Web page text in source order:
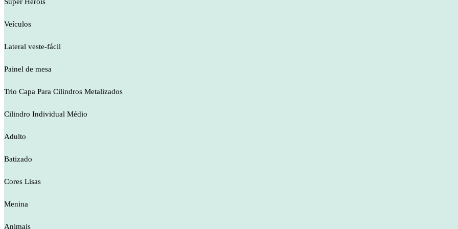
Veículos
Lateral veste-fácil
Painel de mesa
Trio Capa Para Cilindros Metalizados
Cilindro Individual Médio
Adulto
Batizado
Cores Lisas
Menina
Animais